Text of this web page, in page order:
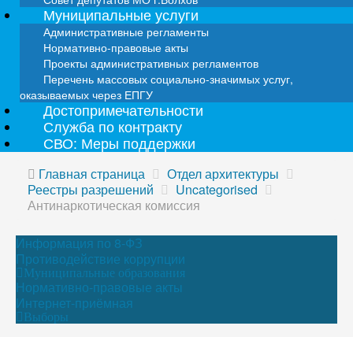
Муниципальные услуги
Административные регламенты
Нормативно-правовые акты
Проекты административных регламентов
Перечень массовых социально-значимых услуг,
оказываемых через ЕПГУ
Достопримечательности
Служба по контракту
СВО: Меры поддержки
Главная страница
Отдел архитектуры
Реестры разрешений
Uncategorised
Антинаркотическая комиссия
Информация по 8-ФЗ
Противодействие коррупции
Муниципальные образования
Нормативно-правовые акты
Интернет-приёмная
Выборы